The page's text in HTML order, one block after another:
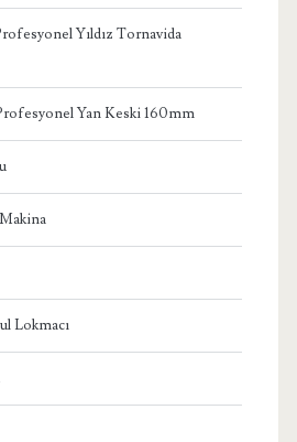
Yıldız Tornavida
Yan Keski 160mm
Lokmacı